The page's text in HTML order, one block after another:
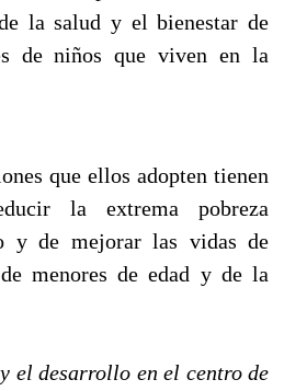
la salud y el bienestar de
de niños que viven en la
que ellos adopten tienen
la extrema pobreza
y de mejorar las vidas de
menores de edad y de la
el desarrollo en el centro de